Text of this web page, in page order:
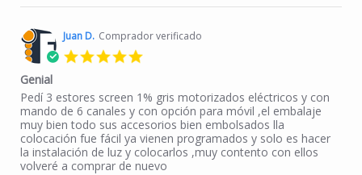
Juan D. Comprador verificado
Genial
Review by Juan D. on 5 Jul 2024
review stating Genial
Pedí 3 estores screen 1% gris motorizados eléctricos y con
mando de 6 canales y con opción para móvil ,el embalaje
muy bien todo sus accesorios bien embolsados lla
colocación fue fácil ya vienen programados y solo es hacer
la instalación de luz y colocarlos ,muy contento con ellos
volveré a comprar de nuevo